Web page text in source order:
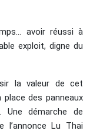
avoir réussi à
exploit, digne du
la valeur de cet
des panneaux
Une démarche de
l’annonce Lu Thai